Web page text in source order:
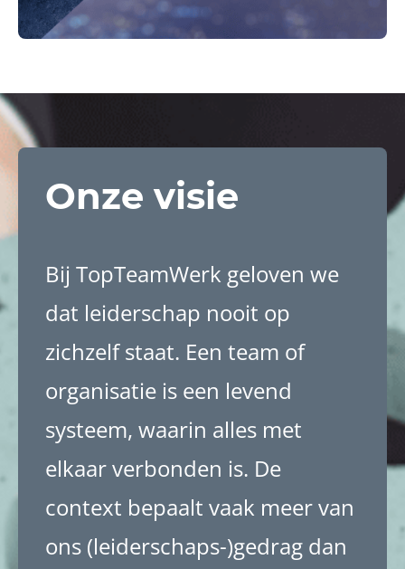
Onze visie
Bij TopTeamWerk geloven we
dat leiderschap nooit op
zichzelf staat. Een team of
organisatie is een levend
systeem, waarin alles met
elkaar verbonden is. De
context bepaalt vaak meer van
ons (leiderschaps-)gedrag dan